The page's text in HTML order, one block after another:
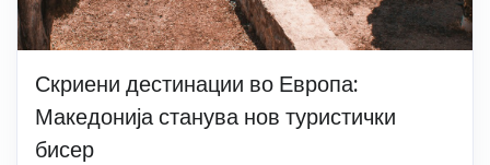
Скриени дестинации во Европа:
Македонија станува нов туристички
бисер